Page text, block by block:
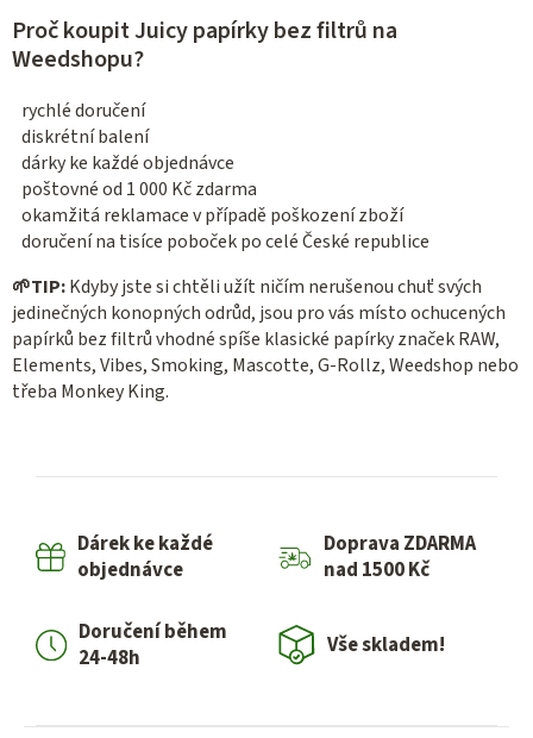
Proč koupit Juicy papírky bez filtrů na
Weedshopu?
rychlé doručení
diskrétní balení
dárky ke každé objednávce
poštovné od 1 000 Kč zdarma
okamžitá reklamace v případě poškození zboží
doručení na tisíce poboček po celé České republice
🌱TIP:Kdyby jste si chtěli užít ničím nerušenou chuť svých
jedinečných konopných odrůd, jsou pro vás místo ochucených
papírků bez filtrů vhodné spíše klasické papírky značek RAW,
Elements, Vibes, Smoking, Mascotte, G-Rollz, Weedshop nebo
třeba Monkey King.
Dárek ke každé
objednávce
Doprava ZDARMA
nad 1500 Kč
Doručení během
24-48h
Vše skladem!